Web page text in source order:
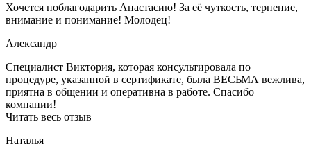
Хочется поблагодарить Анастасию! За её чуткость, терпение,
внимание и понимание! Молодец!
Александр
Специалист Виктория, которая консультировала по
процедуре, указанной в сертификате, была ВЕСЬМА вежлива,
приятна в общении и оперативна в работе. Спасибо
компании!
Читать весь отзыв
Наталья